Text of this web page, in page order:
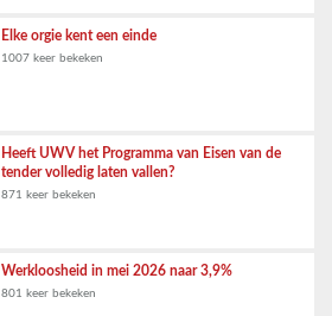
Elke orgie kent een einde
1007 keer bekeken
Heeft UWV het Programma van Eisen van de
tender volledig laten vallen?
871 keer bekeken
Werkloosheid in mei 2026 naar 3,9%
801 keer bekeken